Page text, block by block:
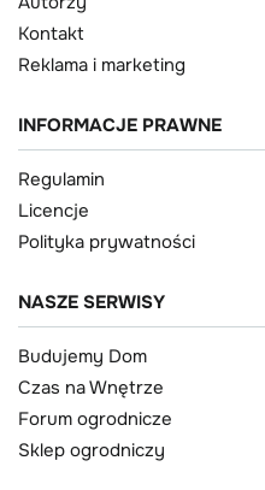
Kontakt
Reklama i marketing
INFORMACJE PRAWNE
Regulamin
Licencje
Polityka prywatności
NASZE SERWISY
Budujemy Dom
Czas na Wnętrze
Forum ogrodnicze
Sklep ogrodniczy